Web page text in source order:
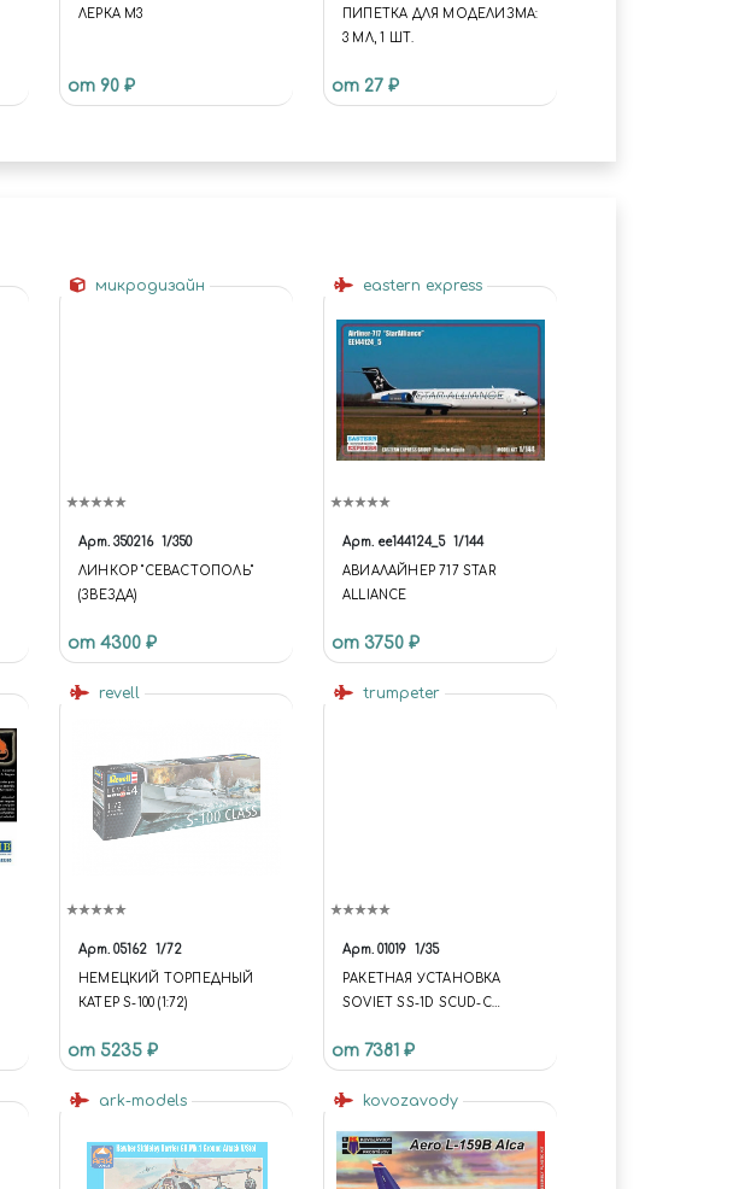
ЛЕРКА М3
от 90 ₽
ПИПЕТКА ДЛЯ МОДЕЛИЗМА:
3 МЛ, 1 ШТ.
от 27 ₽
микродизайн
Арт. 350216 1/350
ЛИНКОР "СЕВАСТОПОЛЬ"
(ЗВЕЗДА)
от 4300 ₽
eastern express
Арт. ее144124_5 1/144
АВИАЛАЙНЕР 717 STAR
ALLIANCE
от 3750 ₽
revell
Арт. 05162 1/72
НЕМЕЦКИЙ ТОРПЕДНЫЙ
КАТЕР S-100 (1:72)
от 5235 ₽
trumpeter
Арт. 01019 1/35
РАКЕТНАЯ УСТАНОВКА
SOVIET SS-1D SCUD-C
от 7381 ₽
ark-models kovozavody